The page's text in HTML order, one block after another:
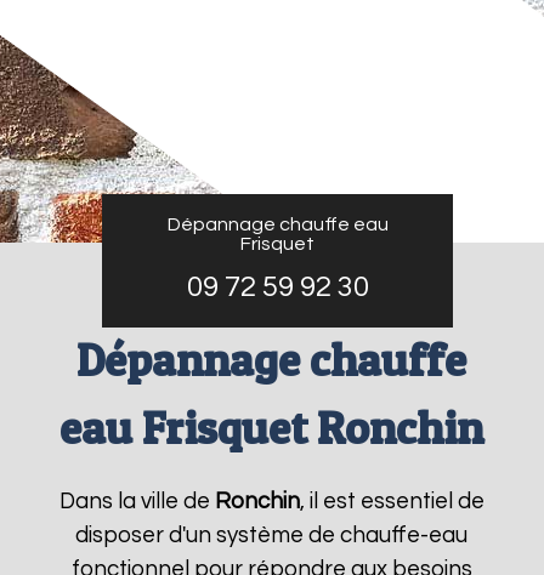
Dépannage chauffe eau
Frisquet
09 72 59 92 30
Dépannage chauffe
eau Frisquet Ronchin
Dans la ville de Ronchin, il est essentiel de
disposer d'un système de chauffe-eau
fonctionnel pour répondre aux besoins